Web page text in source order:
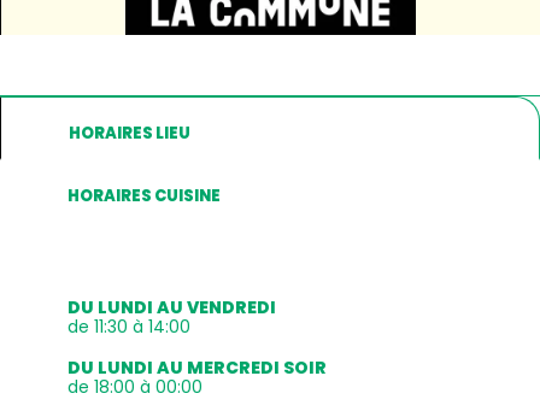
HORAIRES LIEU
HORAIRES CUISINE
DU LUNDI AU VENDREDI
de 11:30 à 14:00
DU LUNDI AU MERCREDI SOIR
de 18:00 à 00:00